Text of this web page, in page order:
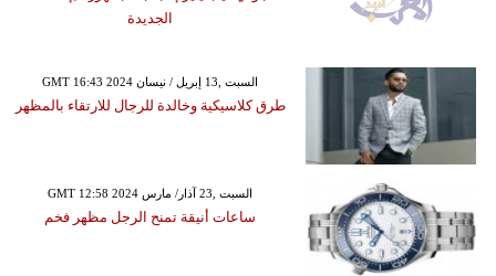
الجديدة
GMT 16:43 2024 السبت ,13 إبريل / نيسان
طرق كلاسيكية وخالدة للرجال للارتقاء بالمظهر
GMT 12:58 2024 السبت ,23 آذار/ مارس
ساعات أنيقة تمنح الرجل مظهر فخم